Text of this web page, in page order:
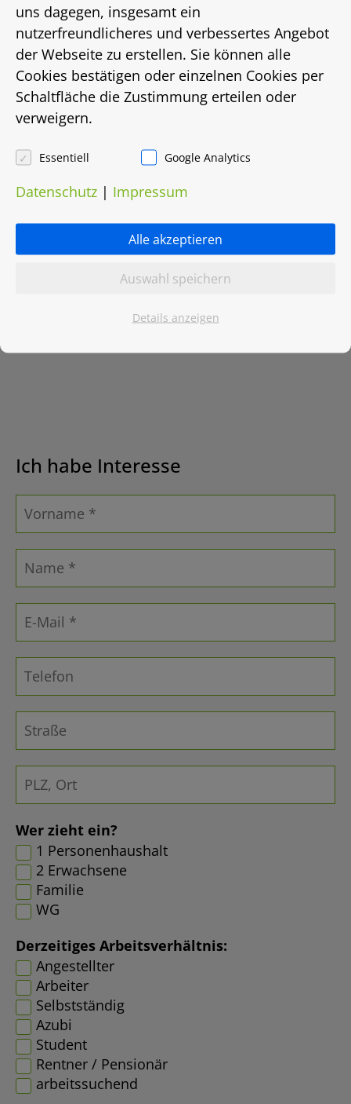
Energieausweistyp
bis
Energiebedarf in Kwh/(m²/a)
219
Energieträger
Gas
Ich habe Interesse
Wer zieht ein?
1 Personenhaushalt
2 Erwachsene
Familie
WG
Derzeitiges Arbeitsverhältnis:
Angestellter
Arbeiter
Selbstständig
Azubi
Student
Rentner / Pensionär
arbeitssuchend
uns dagegen, insgesamt ein
nutzerfreundlicheres und verbessertes Angebot
der Webseite zu erstellen. Sie können alle
Cookies bestätigen oder einzelnen Cookies per
Schaltfläche die Zustimmung erteilen oder
verweigern.
Essentiell Google Analytics
Datenschutz | Impressum
Alle akzeptieren
Auswahl speichern
Details anzeigen